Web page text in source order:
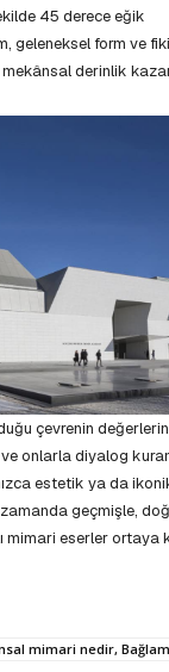
45 derece eğik
geleneksel form ve
derinlik
çevrenin
onlarla diyalog
estetik ya da
geçmişle,
mimari eserler ortaya
mimari nedir,